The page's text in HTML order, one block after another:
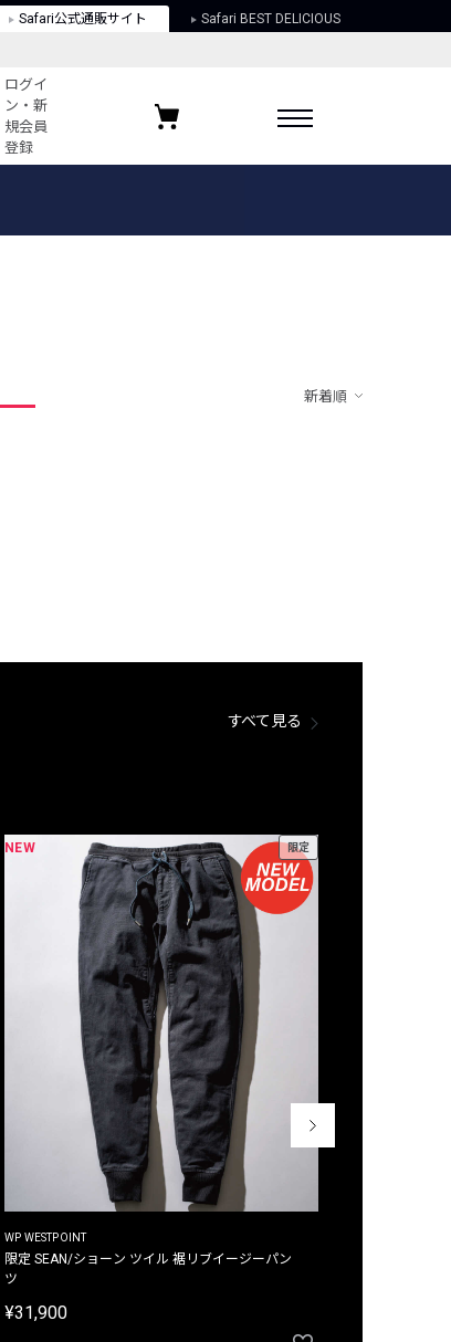
Safari公式通販サイト Safari BEST DELICIOUS
ログイ
ン・新
規会員
登録
お気に入りブランド
新着順
すべて見る
NEW 限定
WP WESTPOINT
限定 SEAN/ショーン ツイル 裾リブイージーパン
ツ
¥31,900